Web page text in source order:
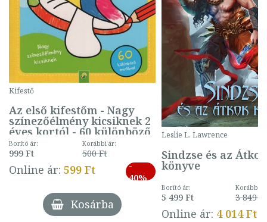
Kifestő
Az első kifestőm - Nagy
színezőélmény kicsiknek 2
éves kortól - 60 különböző
mintával (gombás)
Borító ár:
999 Ft
Korábbi ár:
500 Ft
Online ár: 599 Ft
-
40%
Kosárba
Leslie L. Lawrence
Sindzse és az Átkok
könyve
Borító ár:
5 499 Ft
Korábbi
3 849 Ft
Online ár: 4 014 Ft